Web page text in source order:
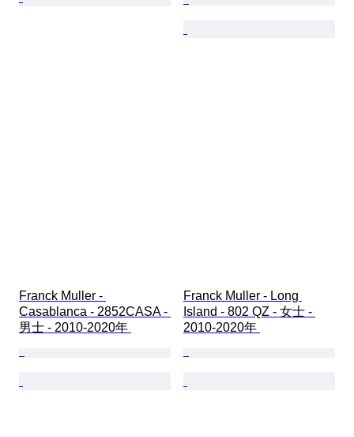
Franck Muller -
Casablanca - 2852CASA -
男士 - 2010-2020年
Franck Muller - Long
Island - 802 QZ - 女士 -
2010-2020年